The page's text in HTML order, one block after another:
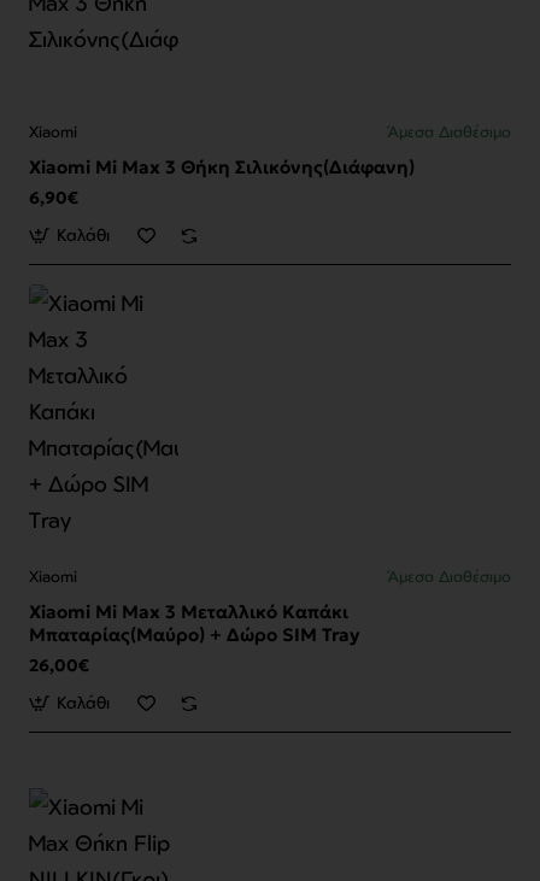
Xiaomi Άμεσα Διαθέσιμο
Xiaomi Mi Max 3 Θήκη Σιλικόνης(Διάφανη)
6,90€
Καλάθι
Xiaomi Άμεσα Διαθέσιμο
Xiaomi Mi Max 3 Μεταλλικό Καπάκι
Μπαταρίας(Μαύρο) + Δώρο SIM Tray
26,00€
Καλάθι